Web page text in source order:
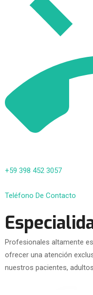
+59 398 452 3057
Teléfono De Contacto
Profesionales altamente
ofrecer una atención
nuestros pacientes,